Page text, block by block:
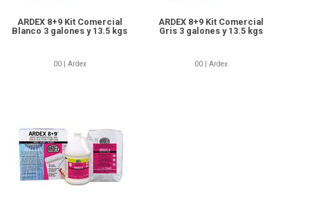
ARDEX 8+9 Kit Comercial
Blanco 3 galones y 13.5 kgs
00 | Ardex
ARDEX 8+9 Kit Comercial
Gris 3 galones y 13.5 kgs
00 | Ardex